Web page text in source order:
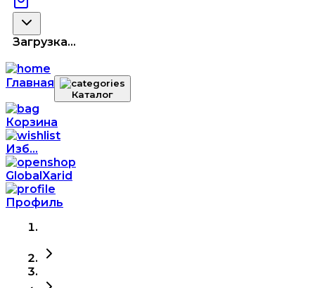
Загрузка...
Главная
Каталог
Корзина
Изб...
GlobalXarid
Профиль